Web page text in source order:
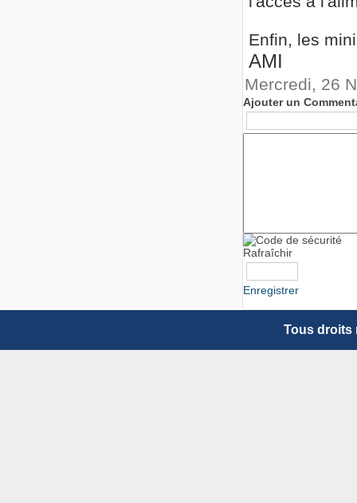
Enfin, les
AMI
Mercredi, 26
Ajouter un
Rafraîchir
Enregistrer
Tous droits